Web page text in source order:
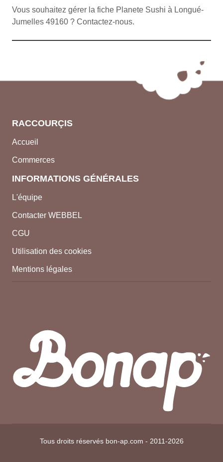
Vous souhaitez gérer la fiche Planete Sushi à Longué-
Jumelles 49160 ? Contactez-nous.
RACCOURÇIS
Accueil
Commerces
INFORMATIONS GÉNÉRALES
L'équipe
Contacter WEBBEL
CGU
Utilisation des cookies
Mentions légales
Tous droits réservés bon-ap.com - 2011-2026